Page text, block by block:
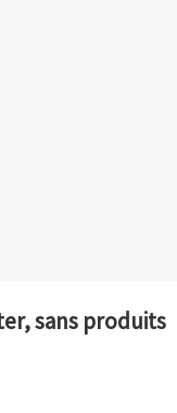
sans produits